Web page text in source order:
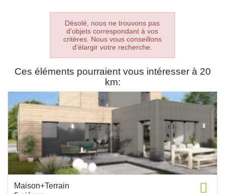
Désolé, nous ne trouvons pas
d'objets correspondant à vos
critères. Nous vous conseillons
d'élargir votre recherche.
Ces éléments pourraient vous intéresser à 20
km:
Maison+Terrain